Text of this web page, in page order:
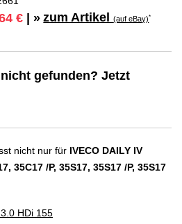
€ | » zum Artikel(auf eBay)*
gefunden? Jetzt
nicht nur für IVECO DAILY IV
35C17 /P, 35S17, 35S17 /P, 35S17
HDi 155